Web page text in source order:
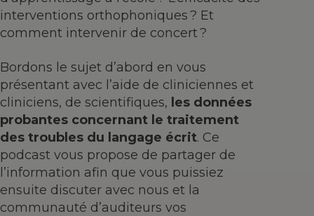
interventions orthophoniques ? Et
comment intervenir de concert ?
Bordons le sujet d’abord en vous
présentant avec l’aide de cliniciennes et
cliniciens, de scientifiques, les données
probantes concernant le traitement
des troubles du langage écrit. Ce
podcast vous propose de partager de
l’information afin que vous puissiez
ensuite discuter avec nous et la
communauté d’auditeurs vos